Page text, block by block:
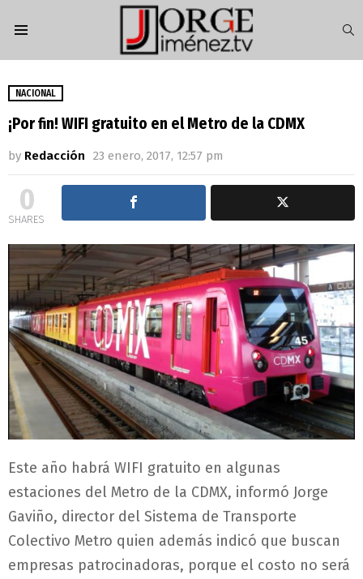
NACIONAL
¡Por fin! WIFI gratuito en el Metro de la CDMX
by Redacción 23 enero, 2017, 12:57 pm
0
SHARES
Este año habrá WIFI gratuito en algunas
estaciones del Metro de la CDMX, informó Jorge
Gaviño, director del Sistema de Transporte
Colectivo Metro quien además indicó que buscan
empresas patrocinadoras, porque el costo no será